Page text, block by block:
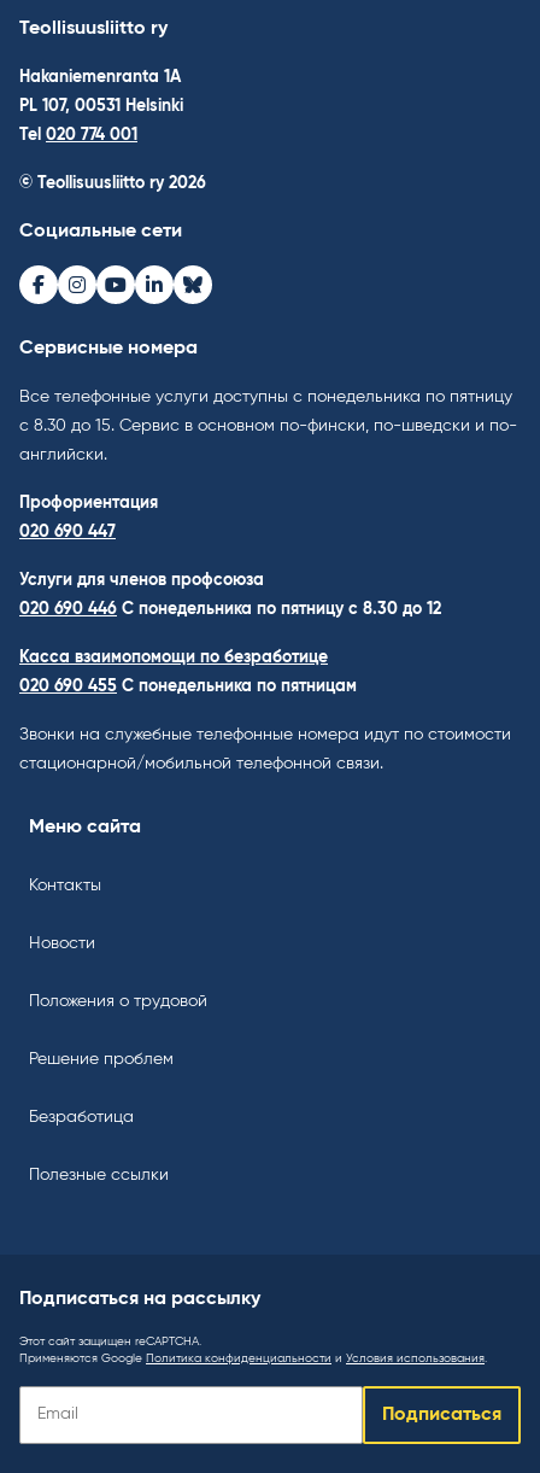
Teollisuusliitto ry
Hakaniemenranta 1A
PL 107, 00531 Helsinki
Tel 020 774 001
© Teollisuusliitto ry 2026
Социальные сети
Facebook
Instagram
Youtube
LinkedInBluesky
Сервисные номера
Все телефонные услуги доступны с понедельника по пятницу
с 8.30 до 15. Cервис в основном по-фински, по-шведски и по-
английски.
Профориентация
020 690 447
Услуги для членов профсоюза
020 690 446 C понедельника по пятницу с 8.30 до 12
Касса взаимопомощи по безработице
020 690 455 С понедельника по пятницам
Звонки на служебные телефонные номера идут по стоимости
стационарной/мобильной телефонной связи.
Меню сайта
Контакты
Новости
Положения о трудовой
Решение проблем
Безработица
Полезные ссылки
Подписаться на рассылку
Этот сайт защищен reCAPTCHA.
Применяются Google Политика конфиденциальности и Условия использования
Подписаться